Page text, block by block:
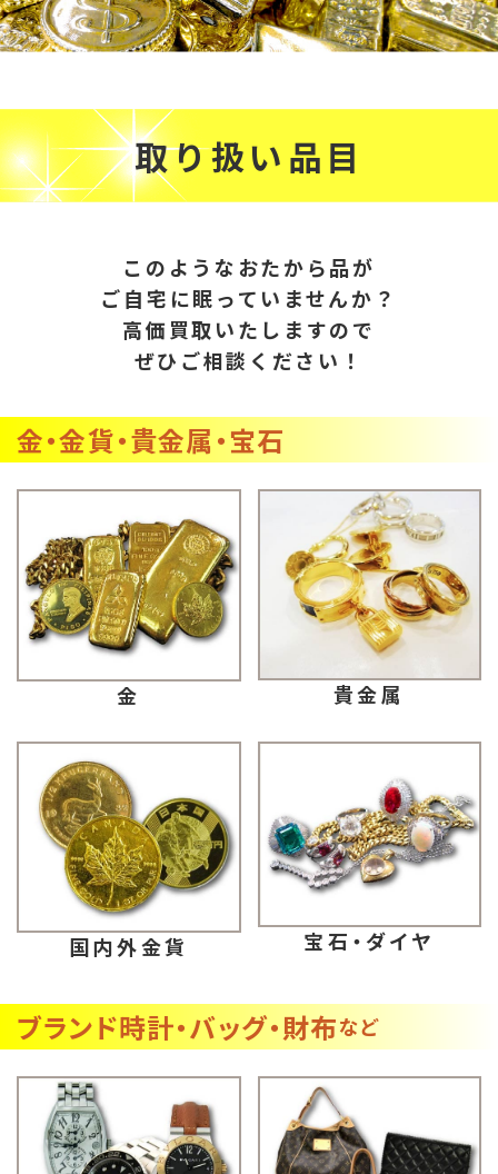
取り扱い品目
このようなおたから品が
ご自宅に眠っていませんか？
高価買取いたしますので
ぜひご相談ください！
金・金貨・貴金属・宝石
金 貴金属
国内外金貨 宝石・ダイヤ
ブランド時計・バッグ・財布など